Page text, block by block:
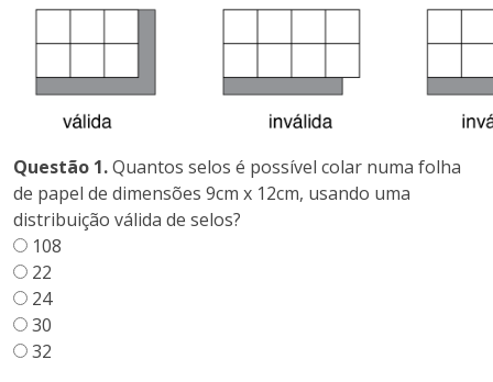
Questão 1.Quantos selos é possível colar numa folha
de papel de dimensões 9cm x 12cm, usando uma
distribuição válida de selos?
108
22
24
30
32